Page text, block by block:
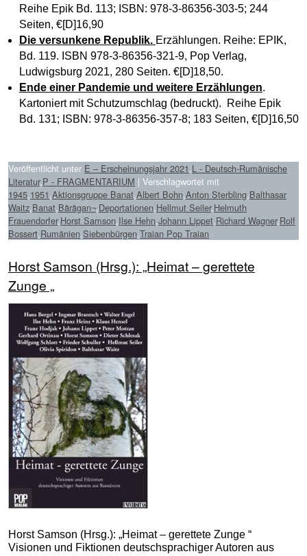
Reihe Epik Bd. 113; ISBN: 978-3-86356-303-5; 244
Seiten, €[D]16,90
Die versunkene Republik. Erzählungen. Reihe: EPIK,
Bd. 119. ISBN 978-3-86356-321-9, Pop Verlag,
Ludwigsburg 2021, 280 Seiten. €[D]18,50.
Ende einer Pandemie und weitere Erzählungen.
Kartoniert mit Schutzumschlag (bedruckt). Reihe Epik
Bd. 131; ISBN: 978-3-86356-357-8; 183 Seiten, €[D]16,50
Veröffentlicht unter E – Erscheinungsjahr 2021,L - Deutsch-Rumänische
Literatur,P - FRAGMENTARIUM | Verschlagwortet mit
1945,1951,Aktionsgruppe Banat,Albert Bohn,Anton Sterbling,Balthasar
Waitz,Banat,Bărăgan¬,Deportationen,Hellmut Seiler,Helmuth
Frauendorfer,Horst Samson,Ilse Hehn,Johann Lippet,Richard Wagner,Rolf
Bossert,Rumänien,Siebenbürgen,Traian Pop Traian
Horst Samson (Hrsg.): „Heimat – gerettete
Zunge „
Horst Samson (Hrsg.): „Heimat – gerettete Zunge “
Visionen und Fiktionen deutschsprachiger Autoren aus